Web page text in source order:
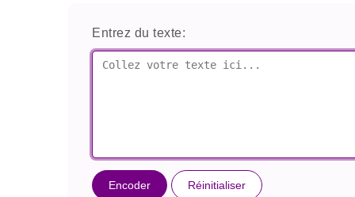
Entrez du texte:
Encoder Réinitialiser